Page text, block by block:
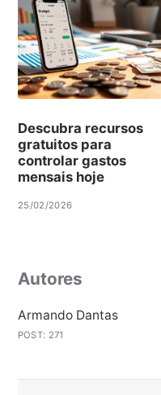
Descubra recursos
gratuitos para
controlar gastos
mensais hoje
25/02/2026
Autores
Armando Dantas
POST: 271